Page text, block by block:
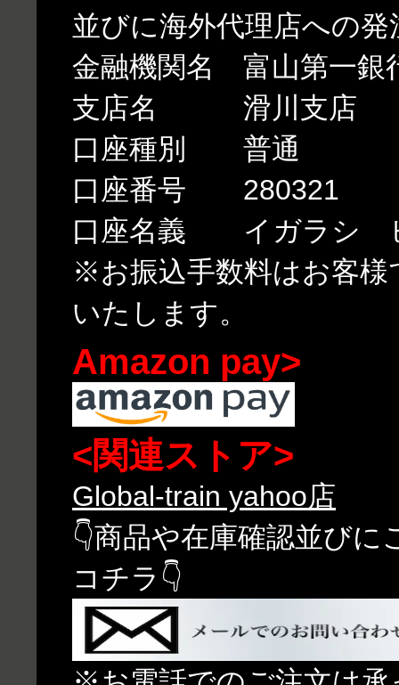
並びに海外代理店への
金融機関名 富山第一銀
支店名 滑川支店
口座種別 普通
口座番号 280321
口座名義 イガラシ
※お振込手数料はお客
いたします。
Amazon pay>
<関連ストア>
Global-train yahoo店
👇商品や在庫確認並び
コチラ👇